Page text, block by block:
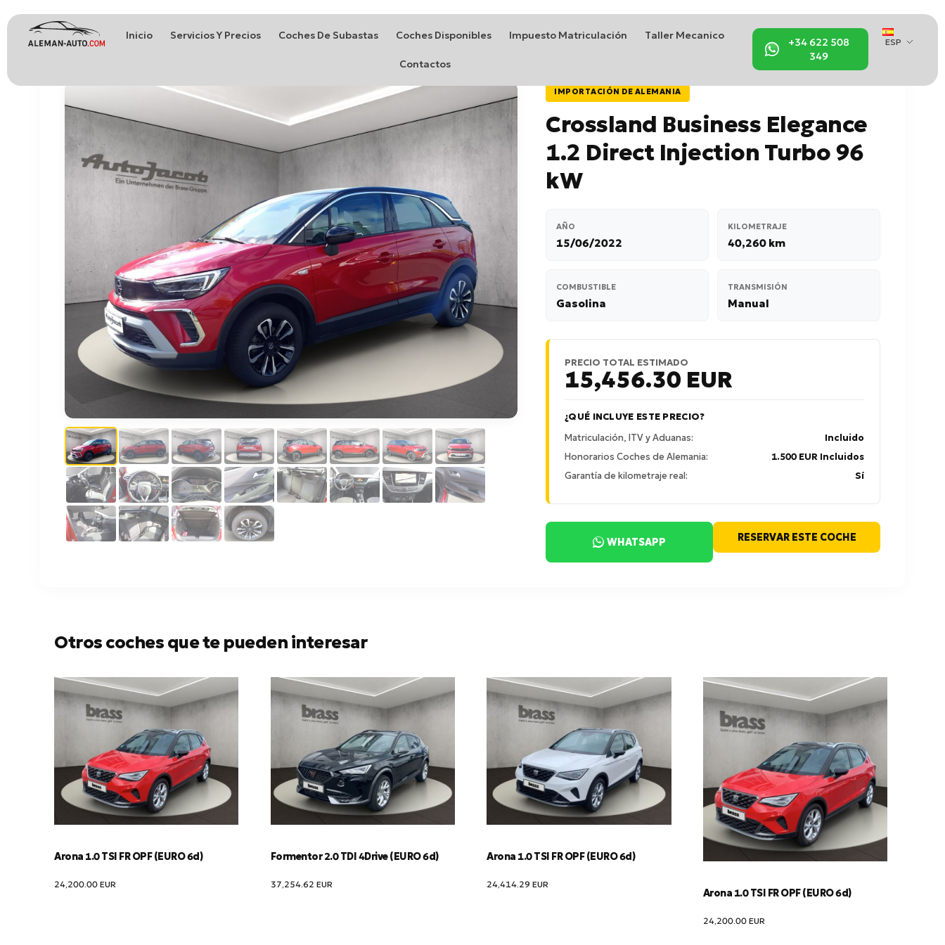
Inicio Servicios Y Precios Coches De Subastas Coches Disponibles Impuesto Matriculación Taller Mecanico
Contactos
+34 622 508
349
ESP
IMPORTACIÓN DE ALEMANIA
Crossland Business Elegance
1.2 Direct Injection Turbo 96
kW
AÑO
15/06/2022
KILOMETRAJE
40,260 km
COMBUSTIBLE
Gasolina
TRANSMISIÓN
Manual
PRECIO TOTAL ESTIMADO
15,456.30 EUR
¿QUÉ INCLUYE ESTE PRECIO?
Matriculación, ITV y Aduanas:
Incluido
Honorarios Coches de Alemania:
1.500 EUR Incluidos
Garantía de kilometraje real:
Sí
WHATSAPP RESERVAR ESTE COCHE
Otros coches que te pueden interesar
Arona 1.0 TSI FR OPF (EURO 6d)
24,200.00 EUR
Formentor 2.0 TDI 4Drive (EURO 6d)
37,254.62 EUR
Arona 1.0 TSI FR OPF (EURO 6d)
24,414.29EUR
Arona 1.0 TSI FR OPF (EURO 6d)
24,200.00 EUR